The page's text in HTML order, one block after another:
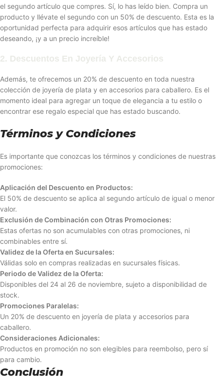
el segundo artículo que compres. Sí, lo has leído bien. Compra un
producto y llévate el segundo con un 50% de descuento. Esta es la
oportunidad perfecta para adquirir esos artículos que has estado
deseando, ¡y a un precio increíble!
2. Descuentos En Joyería Y Accesorios
Además, te ofrecemos un 20% de descuento en toda nuestra
colección de joyería de plata y en accesorios para caballero. Es el
momento ideal para agregar un toque de elegancia a tu estilo o
encontrar ese regalo especial que has estado buscando.
Términos y Condiciones
Es importante que conozcas los términos y condiciones de nuestras
promociones:
Aplicación del Descuento en Productos:
El 50% de descuento se aplica al segundo artículo de igual o menor
valor.
Exclusión de Combinación con Otras Promociones:
Estas ofertas no son acumulables con otras promociones, ni
combinables entre sí.
Validez de la Oferta en Sucursales:
Válidas solo en compras realizadas en sucursales físicas.
Periodo de Validez de la Oferta:
Disponibles del 24 al 26 de noviembre, sujeto a disponibilidad de
stock.
Promociones Paralelas:
Un 20% de descuento en joyería de plata y accesorios para
caballero.
Consideraciones Adicionales:
Productos en promoción no son elegibles para reembolso, pero sí
para cambio.
Conclusión